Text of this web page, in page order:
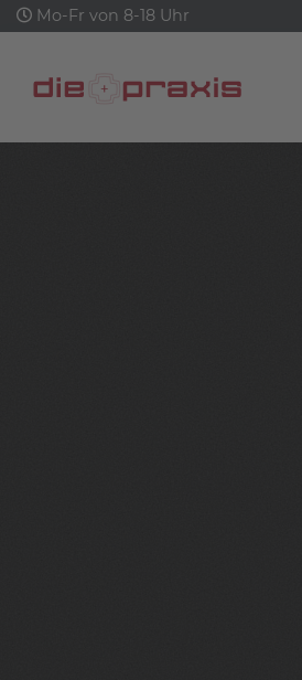
Mo-Fr von 8-18 Uhr